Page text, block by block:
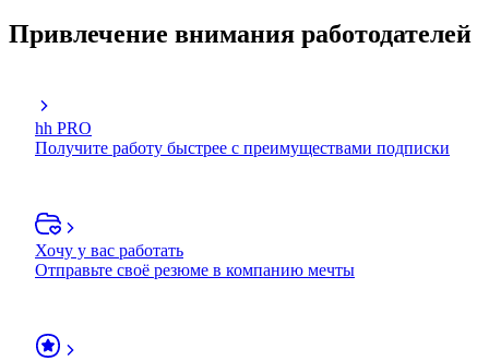
Привлечение внимания работодателей
hh PRO
Получите работу быстрее с преимуществами подписки
Хочу у вас работать
Отправьте своё резюме в компанию мечты